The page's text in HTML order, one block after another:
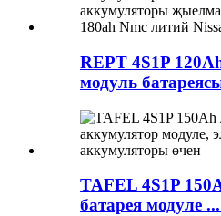
REPT 4S1P
модуль
TAFEL 4S1P
батарея модуле